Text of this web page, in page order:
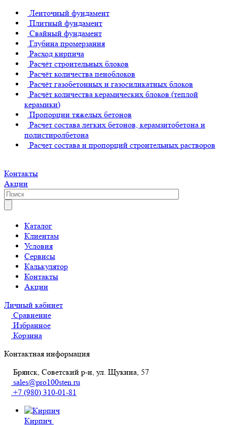
Ленточный фундамент
Плитный фундамент
Свайный фундамент
Глубина промерзания
Расход кирпича
Расчёт строительных блоков
Расчёт количества пеноблоков
Расчёт газобетонных и газосиликатных блоков
Расчёт количества керамических блоков (теплой
керамики)
Пропорции тяжелых бетонов
Расчет состава легких бетонов, керамзитобетона и
полистиролбетона
Расчет состава и пропорций строительных растворов
Контакты
Акции
Каталог
Клиентам
Условия
Сервисы
Калькулятор
Контакты
Акции
Личный кабинет
Сравнение
Избранное
Корзина
Контактная информация
Брянск, Советский р-н, ул. Щукина, 57
sales@pro100sten.ru
+7 (980) 310-01-81
Кирпич